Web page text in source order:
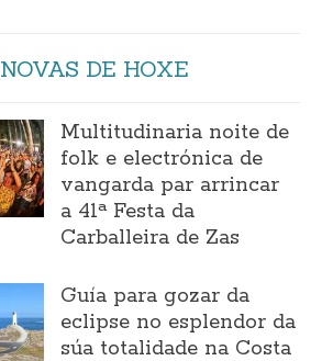
NOVAS DE HOXE
Multitudinaria noite de
folk e electrónica de
vangarda par arrincar
a 41ª Festa da
Carballeira de Zas
Guía para gozar da
eclipse no esplendor da
súa totalidade na Costa